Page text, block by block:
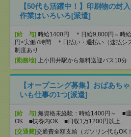
【50代も活躍中！】印刷物の封
作業はいろいろ[派遣]
[給 与] 時給1400円 ＊日給9,800円＝時
円×実働7時間 ＊日払い・週払い（速払シ
制度あり
[勤務地] 上小田井駅から無料送迎バス10分
【オープニング募集】おばあち
いも仕事の1つ[派遣]
[給 与] 無資格未経験：時給1400円～ ■
OK ■扶養内OK ■日収1万1200円以上
[交通費]交通費全額支給（ガソリン代もOK！